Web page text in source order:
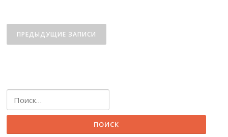
по
записям
ПРЕДЫДУЩИЕ ЗАПИСИ